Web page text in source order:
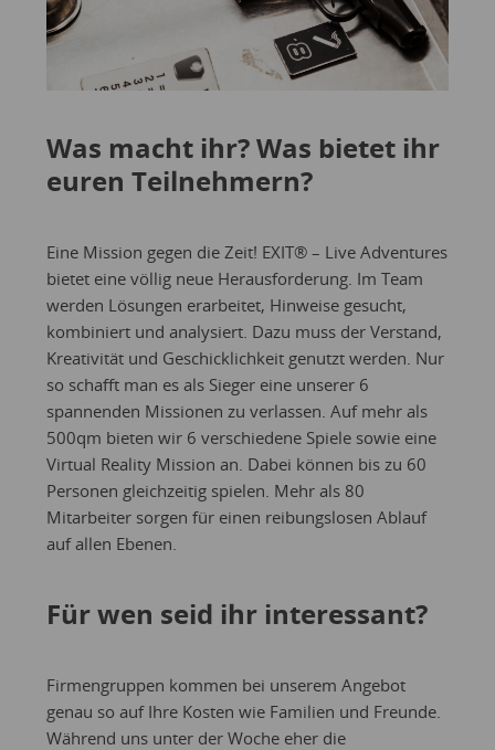
Was macht ihr? Was bietet ihr
euren Teilnehmern?
Eine Mission gegen die Zeit! EXIT® – Live Adventures
bietet eine völlig neue Herausforderung. Im Team
werden Lösungen erarbeitet, Hinweise gesucht,
kombiniert und analysiert. Dazu muss der Verstand,
Kreativität und Geschicklichkeit genutzt werden. Nur
so schafft man es als Sieger eine unserer 6
spannenden Missionen zu verlassen. Auf mehr als
500qm bieten wir 6 verschiedene Spiele sowie eine
Virtual Reality Mission an. Dabei können bis zu 60
Personen gleichzeitig spielen. Mehr als 80
Mitarbeiter sorgen für einen reibungslosen Ablauf
auf allen Ebenen.
Für wen seid ihr interessant?
Firmengruppen kommen bei unserem Angebot
genau so auf Ihre Kosten wie Familien und Freunde.
Während uns unter der Woche eher die